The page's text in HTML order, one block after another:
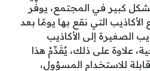
بشكل كبير في المجتمع، يوفِّر
الأكاذيب التي نقع بها يومًا بعد
الصغيرة إلى الأكاذيب
علاوة على ذلك، يُقَدِّمُ هذا
للاستخدام المسؤول،